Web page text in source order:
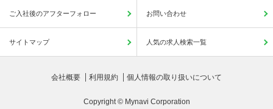
ご入社後のアフターフォロー お問い合わせ
サイトマップ 人気の求人検索一覧
会社概要 利用規約 個人情報の取り扱いについて
Copyright © Mynavi Corporation